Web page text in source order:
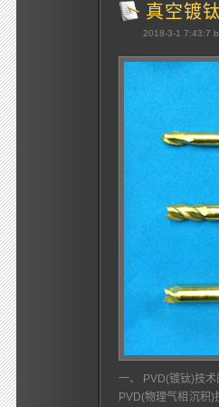
真空镀
2018-3-1 7:43:7
一、 PVD(镀钛)技术
PVD(物理气相沉积)